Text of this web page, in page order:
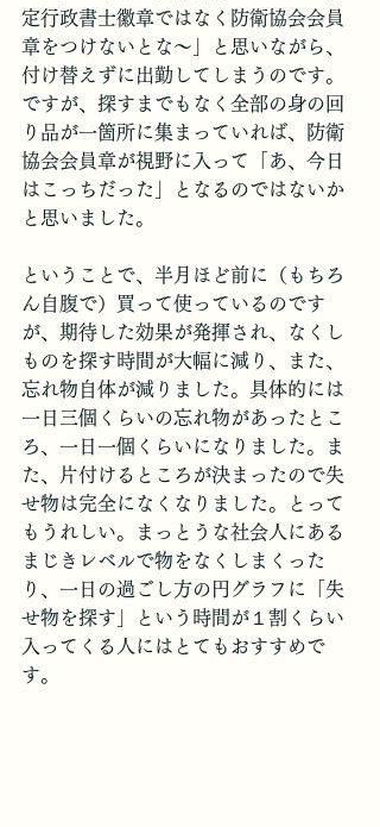
定行政書士徽章ではなく防衛協会会員
章をつけないとな～」と思いながら、
付け替えずに出勤してしまうのです。
ですが、探すまでもなく全部の身の回
り品が一箇所に集まっていれば、防衛
協会会員章が視野に入って「あ、今日
はこっちだった」となるのではないか
と思いました。
ということで、半月ほど前に（もちろ
ん自腹で）買って使っているのです
が、期待した効果が発揮され、なくし
ものを探す時間が大幅に減り、また、
忘れ物自体が減りました。具体的には
一日三個くらいの忘れ物があったとこ
ろ、一日一個くらいになりました。ま
た、片付けるところが決まったので失
せ物は完全になくなりました。とって
もうれしい。まっとうな社会人にある
まじきレベルで物をなくしまくった
り、一日の過ごし方の円グラフに「失
せ物を探す」という時間が１割くらい
入ってくる人にはとてもおすすめで
す。